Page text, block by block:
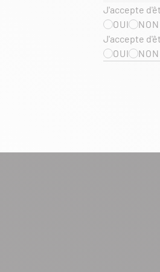
J'accepte
OUI
NON
J'accepte
OUI
NON